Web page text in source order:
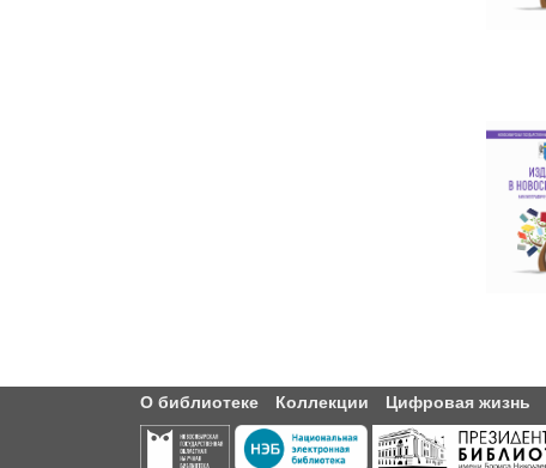
О библиотеке Коллекции Цифровая жизнь